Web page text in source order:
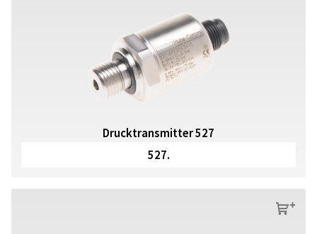
Drucktransmitter 527
527.
s